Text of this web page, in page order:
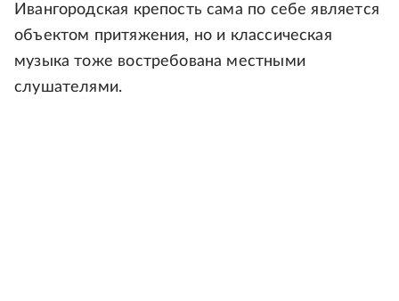
Ивангородская крепость сама по себе является
объектом притяжения, но и классическая
музыка тоже востребована местными
слушателями.